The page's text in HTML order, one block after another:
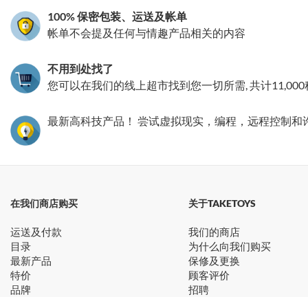
100% 保密包装、运送及帐单
帐单不会提及任何与情趣产品相关的内容
不用到处找了
您可以在我们的线上超市找到您一切所需, 共计11,000
最新高科技产品！ 尝试虚拟现实，编程，远程控制
在我们商店购买
运送及付款
目录
最新产品
特价
品牌
关于TAKETOYS
我们的商店
为什么向我们购买
保修及更换
顾客评价
招聘